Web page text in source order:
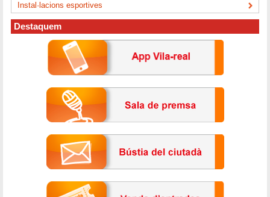
Instal·lacions esportives
Destaquem